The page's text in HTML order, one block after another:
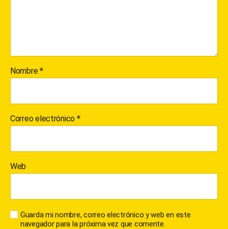
Nombre*
Correo electrónico *
Web
Guarda mi nombre, correo electrónico y web en este
navegador para la próxima vez que comente.